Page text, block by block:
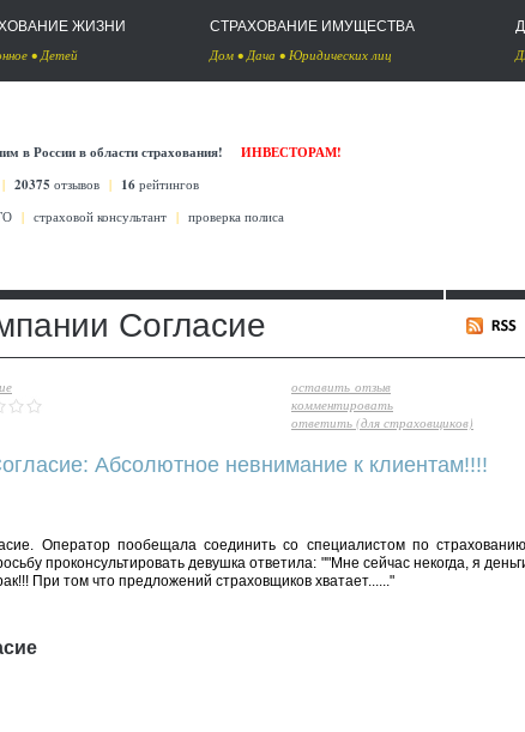
ЖИЗНИ
•Детей
СТРАХОВАНИЕ ИМУЩЕСТВА
Дом •Дача • Юридических лиц
в России в области страхования!
ИНВЕСТОРАМ!
| 20375 отзывов | 16 рейтингов
| страховой консультант | проверка полиса
Согласие
оставить отзыв
комментировать
ответить (для страховщиков)
Абсолютное невнимание к клиентам!!!!
Оператор пообещала соединить со специалистом по
проконсультировать девушка ответила: ""Мне сейчас некогда, я
При том что предложений страховщиков хватает......"